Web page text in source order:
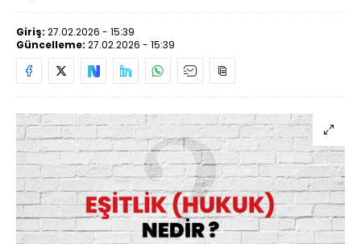
Giriş: 27.02.2026 - 15:39
Güncelleme: 27.02.2026 - 15:39